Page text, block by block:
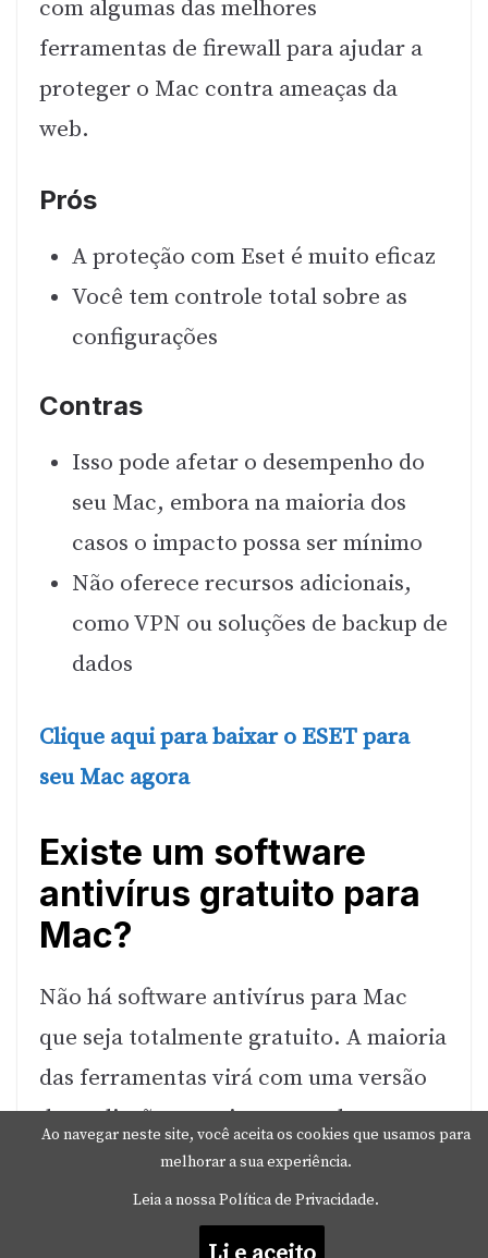
com algumas das melhores
ferramentas de firewall para ajudar a
proteger o Mac contra ameaças da
web.
Prós
A proteção com Eset é muito eficaz
Você tem controle total sobre as
configurações
Contras
Isso pode afetar o desempenho do
seu Mac, embora na maioria dos
casos o impacto possa ser mínimo
Não oferece recursos adicionais,
como VPN ou soluções de backup de
dados
Clique aqui para baixar o ESET para
seu Mac agora
Existe um software
antivírus gratuito para
Mac?
Não há software antivírus para Mac
que seja totalmente gratuito. A maioria
das ferramentas virá com uma versão
de avaliação gratuita que pode
proteger seu Mac gratuitamente por
um tempo, mas, eventualmente, você
precisará comprar uma assinatura para
Ao navegar neste site, você aceita os cookies que usamos para
melhorar a sua experiência.
Leia a nossa Política de Privacidade.